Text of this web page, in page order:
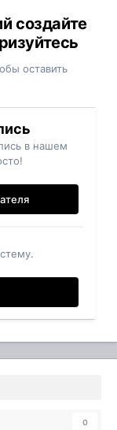
создайте
оставить
в нашем
0